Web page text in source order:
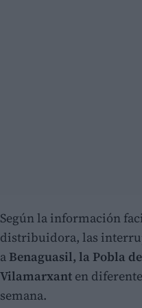
Según la información
distribuidora, las
a Benaguasil, la Pobla
Vilamarxant en
semana.